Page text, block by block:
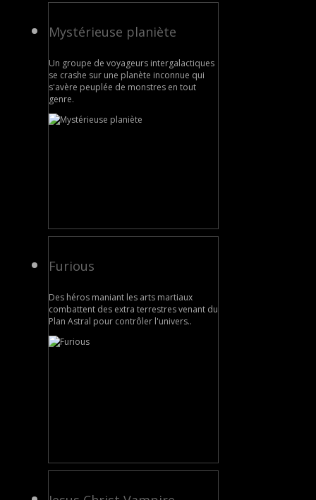
Mystérieuse planiète
Un groupe de voyageurs intergalactiques
se crashe sur une planète inconnue qui
s'avère peuplée de monstres en tout
genre.
Furious
Des héros maniant les arts martiaux
combattent des extra terrestres venant du
Plan Astral pour contrôler l'univers..